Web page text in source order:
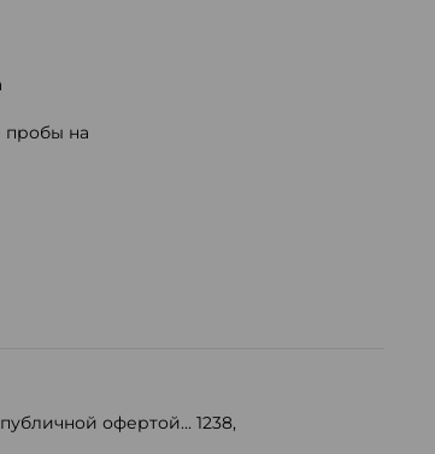
пробы на
офертой... 1238,